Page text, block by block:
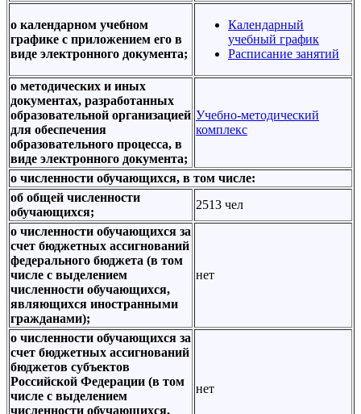
о календарном учебном
графике с приложением его в
виде электронного документа;
Календарный
учебный график
Расписание занятий
о методических и иных
документах, разработанных
образовательной организацией
для обеспечения
образовательного процесса, в
виде электронного документа;
Учебно-методический
комплекс
о численности обучающихся, в том числе:
об общей численности
обучающихся;
2513 чел
о численности обучающихся за
счет бюджетных ассигнований
федерального бюджета (в том
числе с выделением
численности обучающихся,
являющихся иностранными
гражданами);
нет
о численности обучающихся за
счет бюджетных ассигнований
бюджетов субъектов
Российской Федерации (в том
числе с выделением
численности обучающихся,
нет